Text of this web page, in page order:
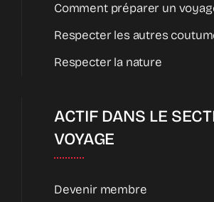
Comment préparer un
Respecter les autres
Respecter la nature
ACTIF DANS LE
VOYAGE
Devenir membre